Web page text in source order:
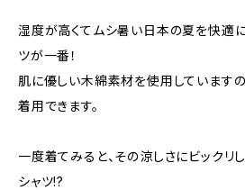
湿度が高くてムシ暑い日本の夏を快適
ツが一番！
肌に優しい木綿素材を使用していますの
着用できます。
一度着てみると、その涼しさにビックリ
シャツ!?